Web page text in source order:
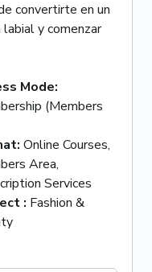
convertirte en un
y comenzar
Mode:
(Members
: Online Courses,
Area,
Services
: Fashion &